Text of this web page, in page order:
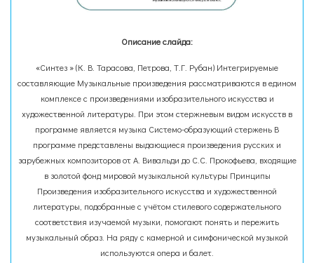
Описание слайда:
«Синтез » (К. В. Тарасова, Петрова, Т.Г. Рубан) Интегрируемые
составляющие Музыкальные произведения рассматриваются в едином
комплексе с произведениями изобразительного искусства и
художественной литературы. При этом стержневым видом искусств в
программе является музыка Системо-образующий стержень В
программе представлены выдающиеся произведения русских и
зарубежных композиторов от А. Вивальди до С.С. Прокофьева, входящие
в золотой фонд мировой музыкальной культуры Принципы
Произведения изобразительного искусства и художественной
литературы, подобранные с учётом стилевого содержательного
соответствия изучаемой музыки, помогают понять и пережить
музыкальный образ. На ряду с камерной и симфонической музыкой
используются опера и балет.